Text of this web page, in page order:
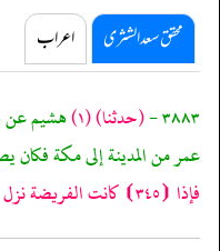
محقق سعد الشثری اعراب
٣٨٨٣ - (حدثنا)(١) هشيم
عمر من المدينة إلى مكة فكان
فإذا ⦗٣٤٥⦘ كانت الفريضة نزل